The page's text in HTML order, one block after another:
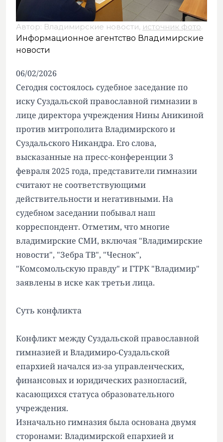
Автор: Владимирские новости, источник фото.
Информационное агентство Владимирские
новости
06/02/2026
Сегодня состоялось судебное заседание по
иску Суздальской православной гимназии в
лице директора учреждения Нины Аникиной
против митрополита Владимирского и
Суздальского Никандра. Его слова,
высказанные на пресс-конференции 3
февраля 2025 года, представители гимназии
считают не соответствующими
действительности и негативными. На
судебном заседании побывал наш
корреспондент. Отметим, что многие
владимирские СМИ, включая "Владимирские
новости", "Зебра ТВ", "Чеснок",
"Комсомольскую правду" и ГТРК "Владимир"
заявлены в иске как третьи лица.
Суть конфликта
Конфликт между Суздальской православной
гимназией и Владимиро-Суздальской
епархией начался из-за управленческих,
финансовых и юридических разногласий,
касающихся статуса образовательного
учреждения.
Изначально гимназия была основана двумя
сторонами: Владимирской епархией и